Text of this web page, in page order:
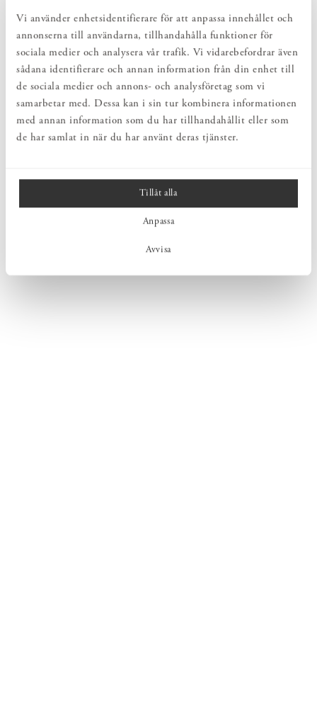
Vi använder enhetsidentifierare för att anpassa innehållet och
annonserna till användarna, tillhandahålla funktioner för
sociala medier och analysera vår trafik. Vi vidarebefordrar även
sådana identifierare och annan information från din enhet till
de sociala medier och annons- och analysföretag som vi
samarbetar med. Dessa kan i sin tur kombinera informationen
med annan information som du har tillhandahållit eller som
de har samlat in när du har använt deras tjänster.
Tillåt alla
Anpassa
Avvisa